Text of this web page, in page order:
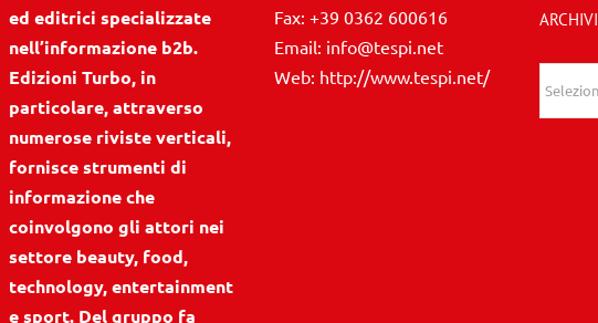
ed editrici specializzate
nell’informazione b2b.
Edizioni Turbo, in
particolare, attraverso
numerose riviste verticali,
fornisce strumenti di
informazione che
coinvolgono gli attori nei
settore beauty, food,
technology, entertainment
e sport. Del gruppo fa
Fax: +39 0362 600616
Email: info@tespi.net
Web: http://www.tespi.net/
ARCHIVI